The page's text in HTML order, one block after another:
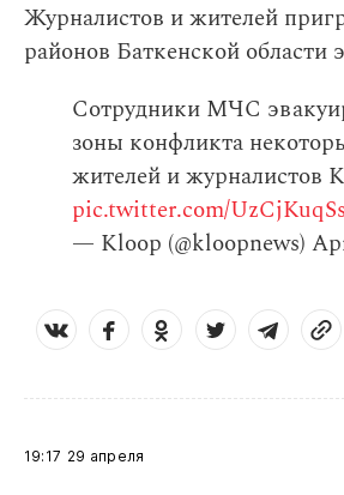
Журналистов и жителей
районов Баткенской области
Сотрудники МЧС
зоны конфликта
жителей и журналистов
pic.twitter.com/
— Kloop (@kloopnews)
19:17 29 апреля